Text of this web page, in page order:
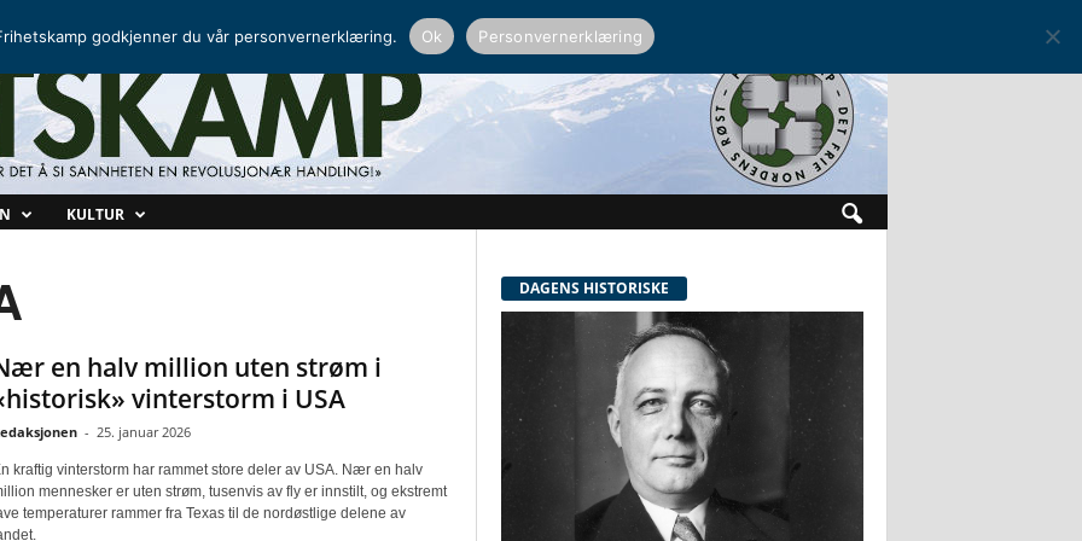
KULTUR
en halv million uten strøm i
vinterstorm i USA
- 25. januar 2026
kraftig vinterstorm har rammet store deler av USA. Nær en halv
mennesker er uten strøm, tusenvis av fly er innstilt, og ekstremt
temperaturer rammer fra Texas til de nordøstlige delene av
DAGENS HISTORISKE
godkjenner du vår personvernerklæring. Ok Personvernerklæring